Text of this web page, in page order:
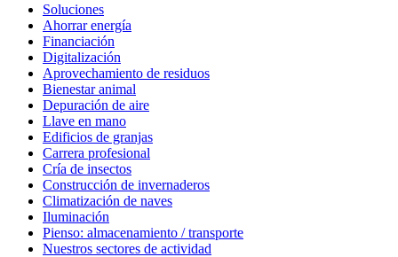
Soluciones
Ahorrar energía
Financiación
Digitalización
Aprovechamiento de residuos
Bienestar animal
Depuración de aire
Llave en mano
Edificios de granjas
Carrera profesional
Cría de insectos
Construcción de invernaderos
Climatización de naves
Iluminación
Pienso: almacenamiento / transporte
Nuestros sectores de actividad